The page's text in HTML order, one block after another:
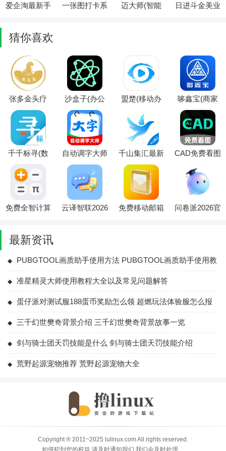
爱企淘最新手
一张图打卡系
迈大师(智能
日进斗金美业
猜你喜欢
张多金头疗
2026官方最新
版本
沙盒子(办公
安全App)
盟楚(移动办
哆鑫宝(商家
收款助手)
千千标寻(数
据云服务平
台)
自动调字大师
(智能阅读工
具)
千山集汇最新
手机版
CAD免费看图
查看工具)
免费全智计算
云译智联2026
免费移动邮箱
问卷派2026官
最新资讯
PUBGTOOL画质助手使用方法 PUBGTOOL画质助手使用教
程大全
准星精灵大师使用教程大全以及常见问题解答
蛋仔派对测试服188蛋币奖励怎么领 超燃玩法体验服怎么报
三千幻世樊奇背景介绍 三千幻世樊奇背景故事一览
剑与骑士团天罚技能是什么 剑与骑士团天罚技能介绍
荒野起源宠物推荐 荒野起源宠物大全
Copyright ® 2011~2025 lulinux.com All rights reserved.
如侵犯到您的权益,请及时通知我们,我们会及时处理。